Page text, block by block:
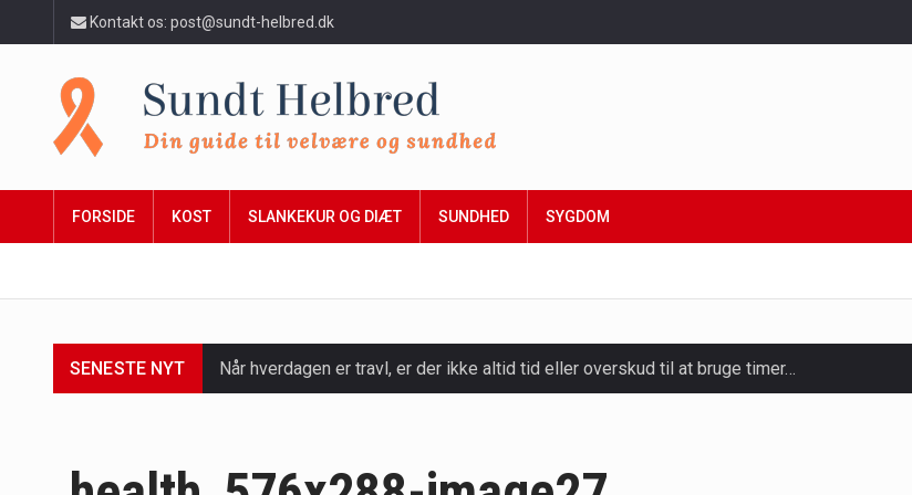
Kontakt os: post@sundt-helbred.dk
FORSIDE KOST SLANKEKUR OG DIÆT SUNDHED SYGDOM
SENESTE NYT Når hverdagen er travl, er der ikke altid tid eller overskud til at bruge timer…
Mælkesyrebakterier er små, men utroligt kraftfulde mikroorganismer, der spiller en